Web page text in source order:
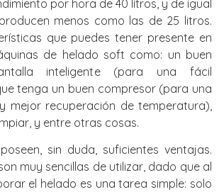
por hora de 40 litros, y de igual
menos como las de 25 litros.
que puedes tener presente en
de helado soft como: un buen
inteligente (para una fácil
tenga un buen compresor (para una
mejor recuperación de temperatura),
y entre otras cosas.
sin duda, suficientes ventajas.
muy sencillas de utilizar, dado que al
el helado es una tarea simple: solo